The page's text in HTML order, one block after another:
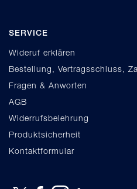
SERVICE
Wideruf erklären
Bestellung, Vertragsschluss,
Fragen & Anworten
AGB
Widerrufsbelehrung
Produktsicherheit
Kontaktformular